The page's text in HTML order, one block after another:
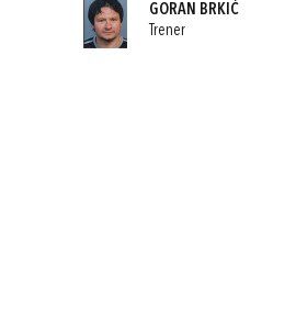
GORAN BRKIĆ
Trener